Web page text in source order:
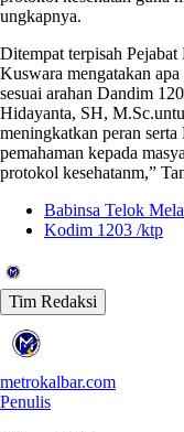
ungkapnya.
Ditempat terpisah
Kuswara mengatakan
sesuai arahan Dandim
Hidayanta, SH,
meningkatkan peran
pemahaman kepada
protokol kesehatanm,”
Babinsa Telok
Kodim 1203 /ktp
Tim Redaksi
metrokalbar.com
Penulis